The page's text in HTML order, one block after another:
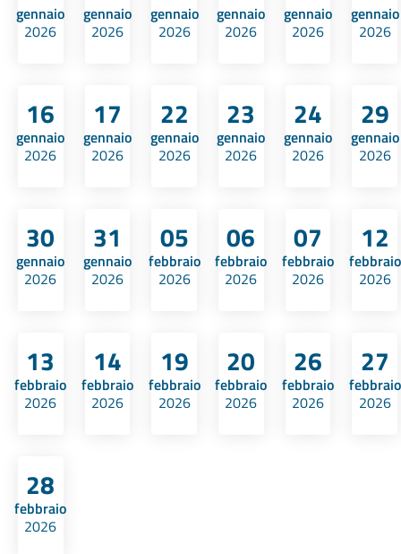
gennaio
2026
gennaio
2026
gennaio
2026
gennaio
2026
gennaio
2026
gennaio
2026
16
gennaio
2026
17
gennaio
2026
22
gennaio
2026
23
gennaio
2026
24
gennaio
2026
29
gennaio
2026
30
gennaio
2026
31
gennaio
2026
05
febbraio
2026
06
febbraio
2026
07
febbraio
2026
12
febbraio
2026
13
febbraio
2026
14
febbraio
2026
19
febbraio
2026
20
febbraio
2026
26
febbraio
2026
27
febbraio
2026
28
febbraio
2026